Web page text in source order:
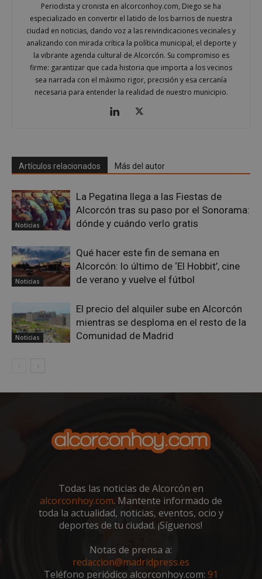
Periodista y cronista en alcorconhoy.com, Diego se ha
especializado en convertir el latido de los barrios de nuestra
ciudad en noticias, dando voz a las reivindicaciones vecinales y
analizando con mirada crítica la política municipal, el deporte y
la vibrante agenda cultural de Alcorcón. Su compromiso es
firme: garantizar que cada historia que importa a los vecinos
sea narrada con el máximo rigor, precisión y esa cercanía
necesaria para entender la realidad de nuestro municipio.
Artículos relacionados Más del autor
Noticias
La Pegatina llega a las Fiestas de
Alcorcón tras su paso por el Sonorama:
dónde y cuándo verlo gratis
Noticias
Qué hacer este fin de semana en
Alcorcón: lo último de ‘El Hobbit’, cine
de verano y vuelve el fútbol
Noticias
El precio del alquiler sube en Alcorcón
mientras se desploma en el resto de la
Comunidad de Madrid
Todas las noticias de Alcorcón en
alcorconhoy.com. Mantente informado de
toda la actualidad, noticias, eventos, ocio y
deportes de tu ciudad. ¡Síguenos!
Notas de prensa a:
redaccion@madridpress.es
Teléfono periódico alcorconhoy.com: 91
AWSALBCORS
Amazon.com
Inc.
embed.bsky.app
sp_landing
Spotify Inc.
23 horas 59
VISITOR_PRIVACY_METADATA
YouTube
.youtube.com